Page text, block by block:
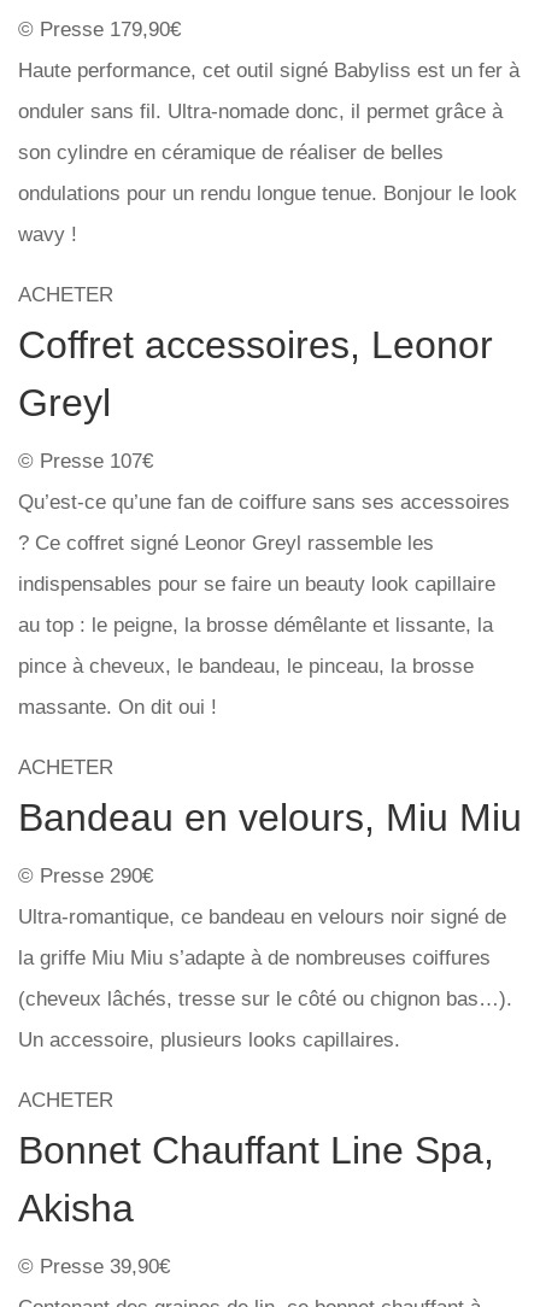
© Presse 179,90€
Haute performance, cet outil signé Babyliss est un fer à
onduler sans fil. Ultra-nomade donc, il permet grâce à
son cylindre en céramique de réaliser de belles
ondulations pour un rendu longue tenue. Bonjour le look
wavy !
ACHETER
Coffret accessoires, Leonor
Greyl
© Presse 107€
Qu’est-ce qu’une fan de coiffure sans ses accessoires
? Ce coffret signé Leonor Greyl rassemble les
indispensables pour se faire un beauty look capillaire
au top : le peigne, la brosse démêlante et lissante, la
pince à cheveux, le bandeau, le pinceau, la brosse
massante. On dit oui !
ACHETER
Bandeau en velours, Miu Miu
© Presse 290€
Ultra-romantique, ce bandeau en velours noir signé de
la griffe Miu Miu s’adapte à de nombreuses coiffures
(cheveux lâchés, tresse sur le côté ou chignon bas…).
Un accessoire, plusieurs looks capillaires.
ACHETER
Bonnet Chauffant Line Spa,
Akisha
© Presse 39,90€